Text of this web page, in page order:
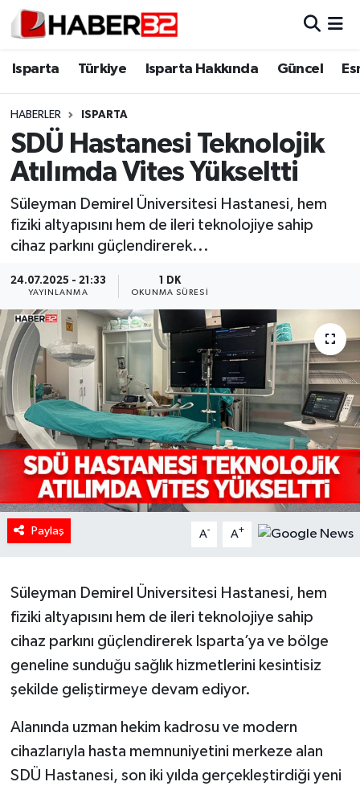
Isparta Türkiye Isparta Hakkında Güncel
HABERLER ISPARTA
SDÜ Hastanesi Teknolojik
Atılımda Vites Yükseltti
Süleyman Demirel Üniversitesi Hastanesi, hem
fiziki altyapısını hem de ileri teknolojiye sahip
cihaz parkını güçlendirerek...
24.07.2025 - 21:33
YAYINLANMA
1 DK
OKUNMA SÜRESI
Paylaş A- A+
Süleyman Demirel Üniversitesi Hastanesi, hem
fiziki altyapısını hem de ileri teknolojiye sahip
cihaz parkını güçlendirerek Isparta’ya ve bölge
geneline sunduğu sağlık hizmetlerini kesintisiz
şekilde geliştirmeye devam ediyor.
Alanında uzman hekim kadrosu ve modern
cihazlarıyla hasta memnuniyetini merkeze alan
SDÜ Hastanesi, son iki yılda gerçekleştirdiği yeni
Isparta
Esnaf Diyor ki;
ASAYİŞ
BİLİM VE TEKNOLOJİ
GENEL
Güncel
HABERDE İNSAN
İlginç
KÜLTÜR SANAT
MAGAZİN
POLİTİKA
RESMİ İLANLAR
Tarihi Yapılarımız
Isparta Nöbetçi Eczaneler
Isparta Trafik Yoğunluk Haritası
Süper Lig Puan Durumu ve Fikstür
Tüm Manşetler
Haber Arşivi